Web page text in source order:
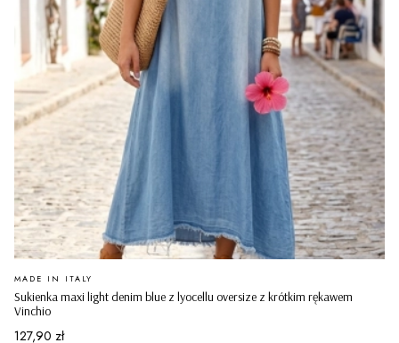
Sukienka maxi light denim blue z lyocellu oversize z krótkim rękawem
Vinchio
PRODUCENT
MADE IN ITALY
Cena
127,90 zł